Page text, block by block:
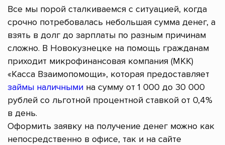
Все мы порой сталкиваемся с ситуацией, когда
срочно потребовалась небольшая сумма денег, а
взять в долг до зарплаты по разным причинам
сложно. В Новокузнецке на помощь гражданам
приходит микрофинансовая компания (МКК)
«Касса Взаимопомощи», которая предоставляет
займы наличными на сумму от 1 000 до 30 000
рублей со льготной процентной ставкой от 0,4%
в день.
Оформить заявку на получение денег можно как
непосредственно в офисе, так и на сайте